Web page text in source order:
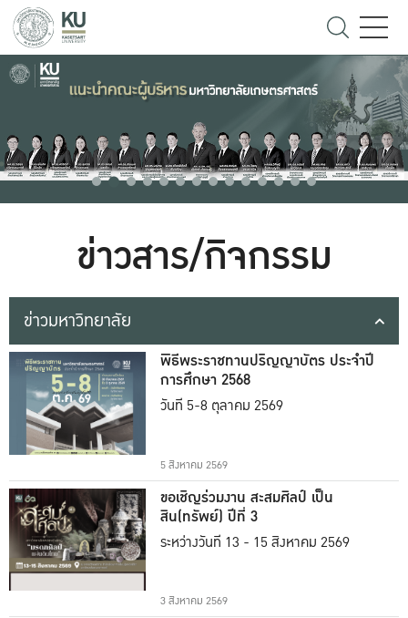
ข่าวสาร/กิจกรรม
ข่าวมหาวิทยาลัย
พิธีพระราชทานปริญญาบัตร ประจำปี
การศึกษา 2568
วันที่ 5-8 ตุลาคม 2569
5 สิงหาคม 2569
ขอเชิญร่วมงาน สะสมศิลป์ เป็น
สิน(ทรัพย์) ปีที่ 3
ระหว่างวันที่ 13 - 15 สิงหาคม 2569
3 สิงหาคม 2569